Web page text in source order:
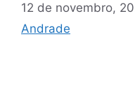
12 de novembro,
Andrade